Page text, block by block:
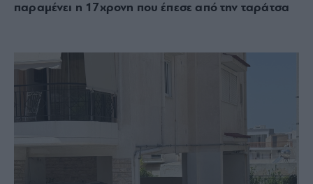
παραμένει η 17χρονη που έπεσε από την ταράτσα